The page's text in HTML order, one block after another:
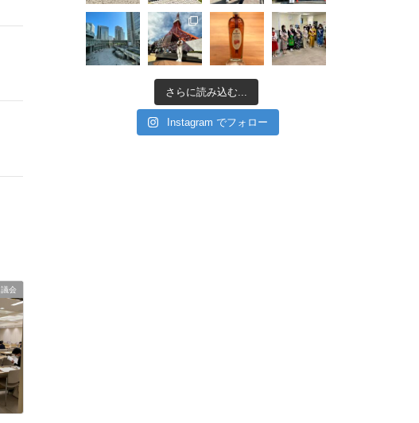
議会
さらに読み込む...
Instagram でフォロー